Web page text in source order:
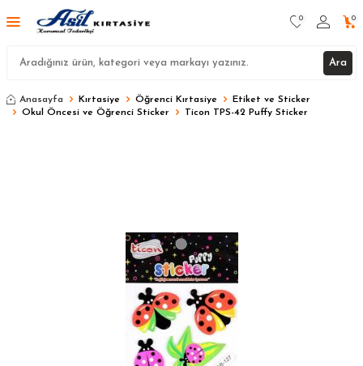
Ara
0 0
Anasayfa Kırtasiye Öğrenci Kırtasiye
Etiket ve Sticker
Okul Öncesi ve Öğrenci Sticker
Ticon TPS-42 Puffy Sticker